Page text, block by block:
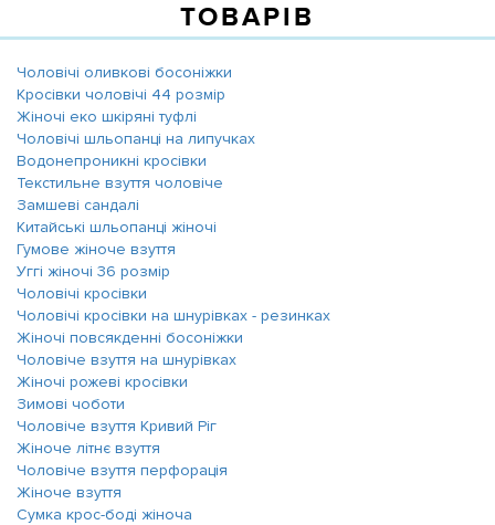
ТОВАРІВ
Чоловічі оливкові босоніжки
Кросівки чоловічі 44 розмір
Жіночі еко шкіряні туфлі
Чоловічі шльопанці на липучках
Водонепроникні кросівки
Текстильне взуття чоловіче
Замшеві сандалі
Китайські шльопанці жіночі
Гумове жіноче взуття
Уггі жіночі 36 розмір
Чоловічі кросівки
Чоловічі кросівки на шнурівках - резинках
Жіночі повсякденні босоніжки
Чоловіче взуття на шнурівках
Жіночі рожеві кросівки
Зимові чоботи
Чоловіче взуття Кривий Ріг
Жіноче літнє взуття
Чоловіче взуття перфорація
Жіноче взуття
Сумка крос-боді жіноча